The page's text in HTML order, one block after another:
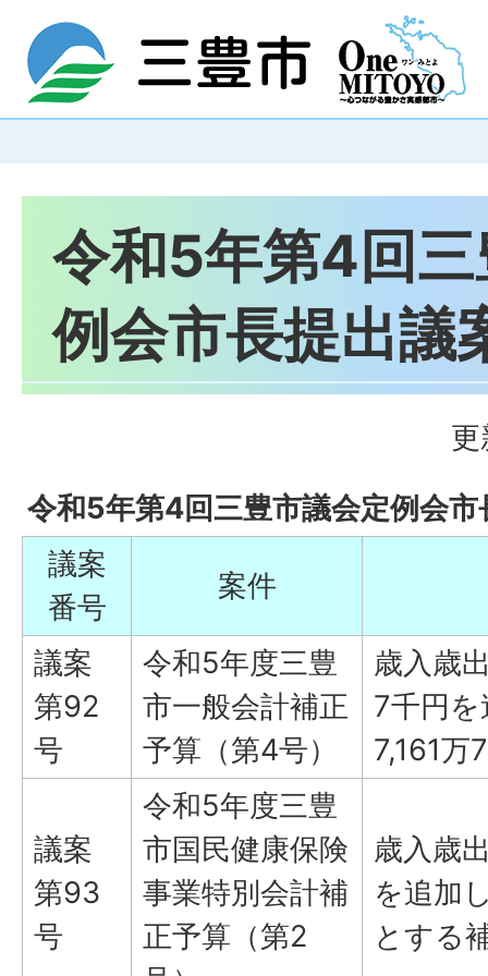
令和5年第4回
例会市長提出議
令和5年第4回三豊市議会定例会市
議案
番号
案件
議案
第92
号
令和5年度三豊
市一般会計補正
予算（第4号）
歳入歳
7千円
7,161万
議案
第93
号
令和5年度三豊
市国民健康保険
事業特別会計補
正予算（第2
歳入歳
を追加
とする